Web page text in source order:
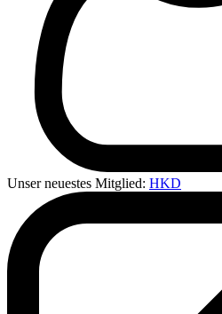
Unser neuestes Mitglied: HKD